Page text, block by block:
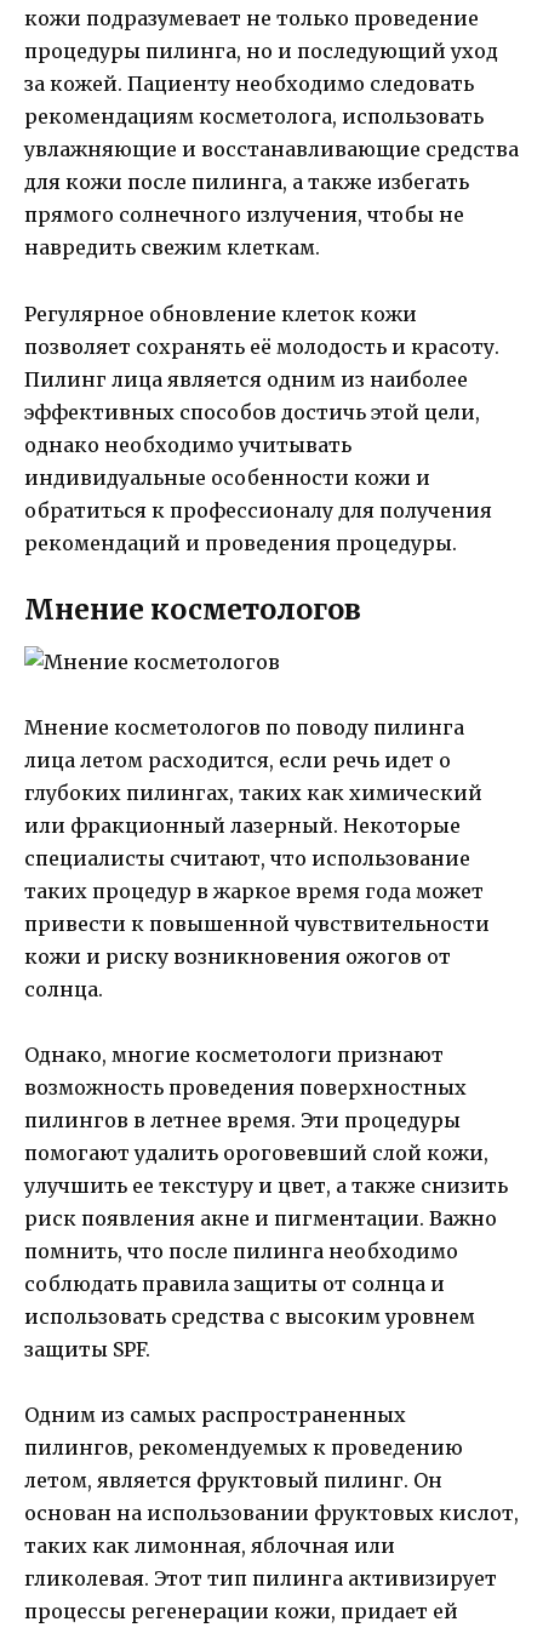
кожи подразумевает не только проведение
процедуры пилинга, но и последующий уход
за кожей. Пациенту необходимо следовать
рекомендациям косметолога, использовать
увлажняющие и восстанавливающие средства
для кожи после пилинга, а также избегать
прямого солнечного излучения, чтобы не
навредить свежим клеткам.
Регулярное обновление клеток кожи
позволяет сохранять её молодость и красоту.
Пилинг лица является одним из наиболее
эффективных способов достичь этой цели,
однако необходимо учитывать
индивидуальные особенности кожи и
обратиться к профессионалу для получения
рекомендаций и проведения процедуры.
Мнение косметологов
Мнение косметологов по поводу пилинга
лица летом расходится, если речь идет о
глубоких пилингах, таких как химический
или фракционный лазерный. Некоторые
специалисты считают, что использование
таких процедур в жаркое время года может
привести к повышенной чувствительности
кожи и риску возникновения ожогов от
солнца.
Однако, многие косметологи признают
возможность проведения поверхностных
пилингов в летнее время. Эти процедуры
помогают удалить ороговевший слой кожи,
улучшить ее текстуру и цвет, а также снизить
риск появления акне и пигментации. Важно
помнить, что после пилинга необходимо
соблюдать правила защиты от солнца и
использовать средства с высоким уровнем
защиты SPF.
Одним из самых распространенных
пилингов, рекомендуемых к проведению
летом, является фруктовый пилинг. Он
основан на использовании фруктовых кислот,
таких как лимонная, яблочная или
гликолевая. Этот тип пилинга активизирует
процессы регенерации кожи, придает ей